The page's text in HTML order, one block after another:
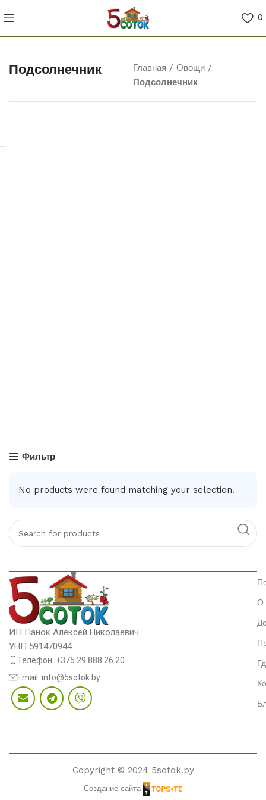
0
Подсолнечник Главная / Овощи /
Подсолнечник
Фильтр
No products were found matching your selection.
ИП Панок Алексей Николаевич
УНП 591470944
Телефон: +375 29 888 26 20
Email: info@5sotok.by
О
Copyright © 2024 5sotok.by
Создание сайта